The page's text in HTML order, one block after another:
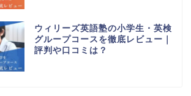
ウィリーズ英語塾の小学生・英検
グループコースを徹底レビュー｜
評判や口コミは？